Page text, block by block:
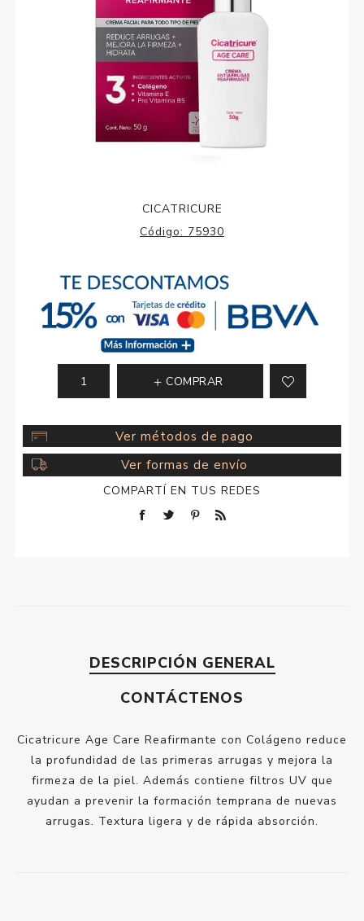
CICATRICURE
Código: 75930
COMPRAR
Ver métodos de pago
Ver formas de envío
COMPARTÍ EN TUS REDES
DESCRIPCIÓN GENERAL
CONTÁCTENOS
Cicatricure Age Care Reafirmante con Colágeno reduce
la profundidad de las primeras arrugas y mejora la
firmeza de la piel. Además contiene filtros UV que
ayudan a prevenir la formación temprana de nuevas
arrugas. Textura ligera y de rápida absorción.